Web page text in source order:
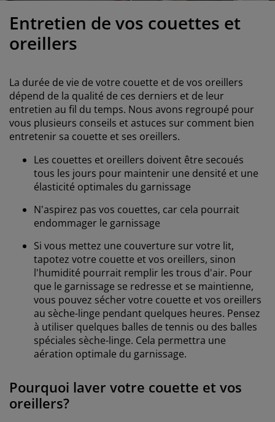
robesavec rangement
enfants
pour enfants
entretien meubles
pour vitrage
d'extérieur
entretien
Entretien de vos couettes et
oreillers
La durée de vie de votre couette et de vos oreillers
dépend de la qualité de ces derniers et de leur
entretien au fil du temps. Nous avons regroupé pour
vous plusieurs conseils et astuces sur comment bien
entretenir sa couette et ses oreillers.
Les couettes et oreillers doivent être secoués
tous les jours pour maintenir une densité et une
élasticité optimales du garnissage
N'aspirez pas vos couettes, car cela pourrait
endommager le garnissage
Si vous mettez une couverture sur votre lit,
tapotez votre couette et vos oreillers, sinon
l'humidité pourrait remplir les trous d'air. Pour
que le garnissage se redresse et se maintienne,
vous pouvez sécher votre couette et vos oreillers
au sèche-linge pendant quelques heures. Pensez
à utiliser quelques balles de tennis ou des balles
spéciales sèche-linge. Cela permettra une
aération optimale du garnissage.
Pourquoi laver votre couette et vos
oreillers?